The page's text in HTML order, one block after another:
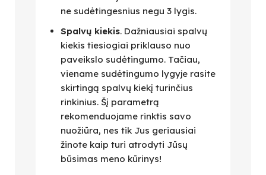
ne sudėtingesnius negu 3 lygis.
Spalvų kiekis. Dažniausiai spalvų
kiekis tiesiogiai priklauso nuo
paveikslo sudėtingumo. Tačiau,
viename sudėtingumo lygyje rasite
skirtingą spalvų kiekį turinčius
rinkinius. Šį parametrą
rekomenduojame rinktis savo
nuožiūra, nes tik Jus geriausiai
žinote kaip turi atrodyti Jūsų
būsimas meno kūrinys!